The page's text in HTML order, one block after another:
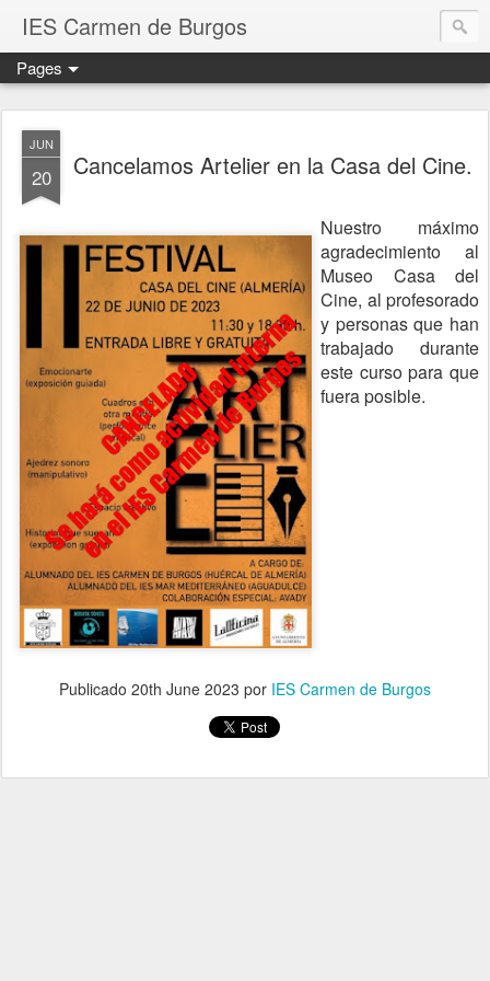
IES Carmen de Burgos
Pages
JUN
20 Cancelamos Artelier en la Casa del Cine.
Nuestro máximo
agradecimiento al
Museo Casa del
Cine, al profesorado
y personas que han
trabajado durante
este curso para que
fuera posible.
Publicado 20th June 2023 por IES Carmen de Burgos